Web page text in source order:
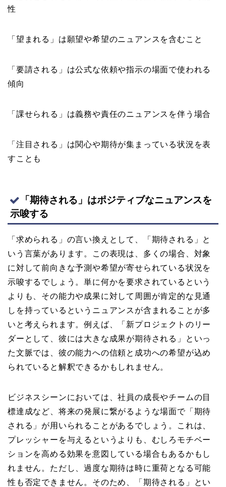
性
「望まれる」は願望や希望のニュアンスを含むこと
「要請される」は公式な依頼や指示の場面で使われる
傾向
「課せられる」は義務や責任のニュアンスを伴う場合
「注目される」は関心や期待が集まっている状況を表
すことも
「期待される」はポジティブなニュアンスを
示唆する
「求められる」の言い換えとして、「期待される」と
いう言葉があります。この表現は、多くの場合、対象
に対して前向きな予測や希望が寄せられている状況を
示唆するでしょう。単に何かを要求されているという
よりも、その能力や成果に対して周囲が肯定的な見通
しを持っているというニュアンスが含まれることが多
いと考えられます。例えば、「新プロジェクトのリー
ダーとして、彼には大きな成果が期待される」といっ
た文脈では、彼の能力への信頼と成功への希望が込め
られていると解釈できるかもしれません。
ビジネスシーンにおいては、社員の成長やチームの目
標達成など、将来の発展に繋がるような場面で「期待
される」が用いられることがあるでしょう。これは、
プレッシャーを与えるというよりも、むしろモチベー
ションを高める効果を意図している場合もあるかもし
れません。ただし、過度な期待は時に重荷となる可能
性も否定できません。そのため、「期待される」とい